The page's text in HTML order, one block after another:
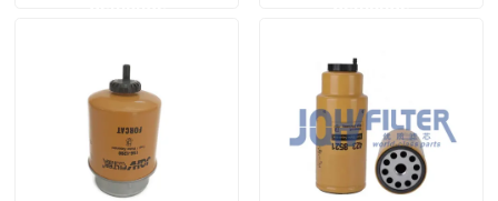
Visite de l'usine
Contrôle de la qualité